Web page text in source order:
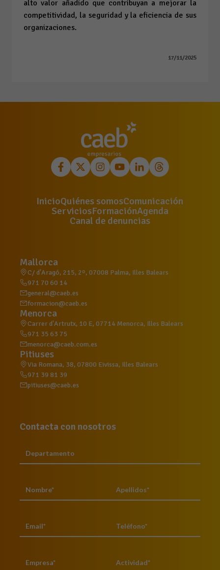
alto valor añadido que contribuyan a mejorar la
competitividad, la seguridad y la eficiencia de sus
organizaciones.
17/11/2025
InicioQuiénes somosComunicación
ServiciosFormaciónAgenda
Canal de denuncias
Mallorca
C/ d'Aragó, 215, 2º, 07008 Palma, Illes Balears
971 70 60 14
general@caeb.es
formacion@caeb.es
Menorca
Carrer d'Artrutx, 10 E, 07714 Menorca, Illes Balears
971 35 63 75
menorca@caeb.com.es
Pitiuses
Via Romana, 38, 07800 Eivissa, Illes Balears
971 39 81 39
pitiuses@caeb.es
Contacta con nosotros